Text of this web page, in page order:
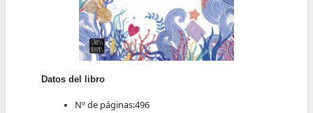
Datos del libro
Nº de páginas:496